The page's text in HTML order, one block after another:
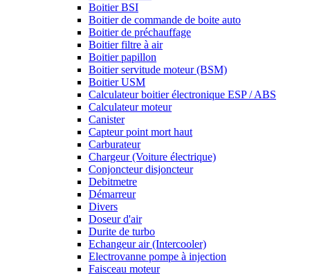
Boitier BSI
Boitier de commande de boite auto
Boitier de préchauffage
Boitier filtre à air
Boitier papillon
Boitier servitude moteur (BSM)
Boitier USM
Calculateur boitier électronique ESP / ABS
Calculateur moteur
Canister
Capteur point mort haut
Carburateur
Chargeur (Voiture électrique)
Conjoncteur disjoncteur
Debitmetre
Démarreur
Divers
Doseur d'air
Durite de turbo
Echangeur air (Intercooler)
Electrovanne pompe à injection
Faisceau moteur